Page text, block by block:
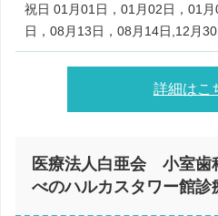
祝日 01月01日，01月02日，01
日，08月13日，08月14日,12月
詳細はこ
医療法人白亜会 小室
べのハルカスタワー館診